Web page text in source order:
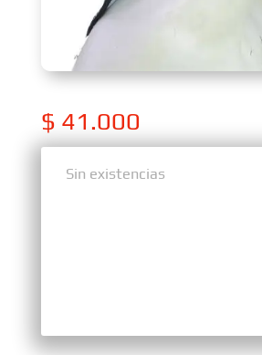
$ 41.000
Sin existencias
Sin existencias